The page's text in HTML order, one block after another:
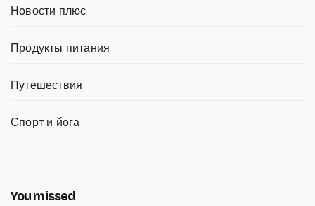
Новости плюс
Продукты питания
Путешествия
Спорт и йога
You missed